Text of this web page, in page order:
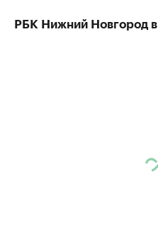
РБК Нижний Новгород в